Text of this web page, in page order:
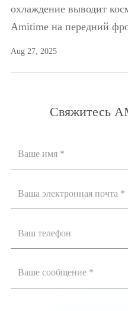
охлаждение выводит
Amitime на передний
Aug 27, 2025
Свяжитесь